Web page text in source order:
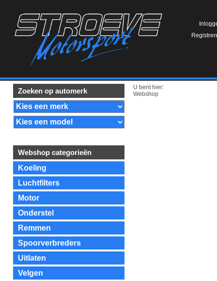
Zoeken op automerk
Webshop categorieën
Koeling
Luchtfilters
Motor
Onderstel
Remmen
Spoorverbreders
Uitlaten
Velgen
U bent hier:
Webshop